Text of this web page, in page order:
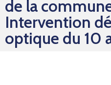
Contact
de la
Intervention
optique du 10